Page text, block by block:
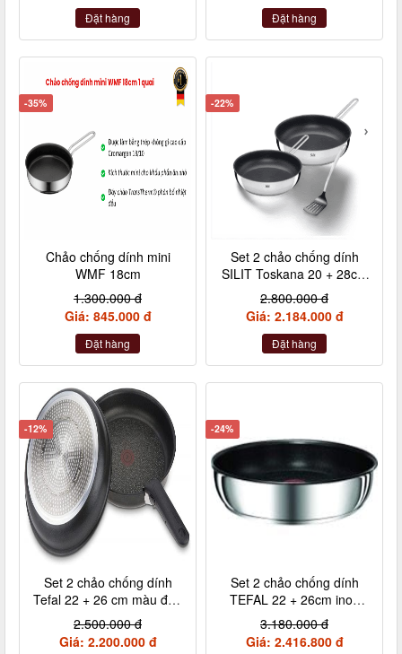
Đặt hàng Đặt hàng
-35%
Chảo chống dính mini
WMF 18cm
1.300.000 đ
Giá: 845.000 đ
Đặt hàng
-22%
Set 2 chảo chống dính
SILIT Toskana 20 + 28cm
kèm xẻng
2.800.000 đ
Giá: 2.184.000 đ
Đặt hàng
-12%
Set 2 chảo chống dính
Tefal 22 + 26 cm màu đen
cán rời L65091
2.500.000 đ
Giá: 2.200.000 đ
-24%
Set 2 chảo chống dính
TEFAL 22 + 26cm inox
cán rời L94090
3.180.000 đ
Giá: 2.416.800 đ